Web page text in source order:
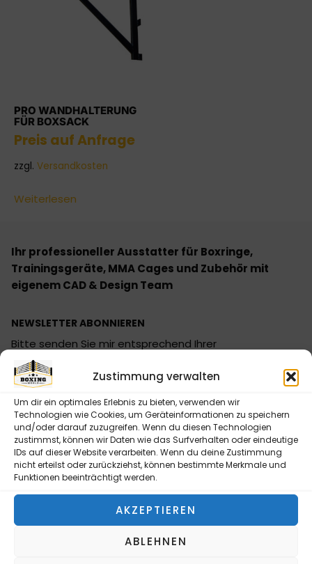
Zustimmung verwalten
Um dir ein optimales Erlebnis zu bieten, verwenden wir
Technologien wie Cookies, um Geräteinformationen zu speichern
und/oder darauf zuzugreifen. Wenn du diesen Technologien
zustimmst, können wir Daten wie das Surfverhalten oder eindeutige
IDs auf dieser Website verarbeiten. Wenn du deine Zustimmung
nicht erteilst oder zurückziehst, können bestimmte Merkmale und
Funktionen beeinträchtigt werden.
AKZEPTIEREN
ABLEHNEN
PRO WANDHALTERUNG
FÜR BOXSACK
Preis auf Anfrage
zzgl. Versandkosten
Weiterlesen
Ihr professioneller Ausstatter für Boxringe,
Trainingsgeräte, MMA Cages und Zubehör mit
eigenem CAD & Design Team
NEWSLETTER ABONNIEREN
Bitte senden Sie mir entsprechend Ihrer
Datenschutzerklärung regelmäßig und jederzeit
widerruflich Informationen zu Ihrem Produktsortiment
NEWSLETTER ABONNIEREN
Alternative: